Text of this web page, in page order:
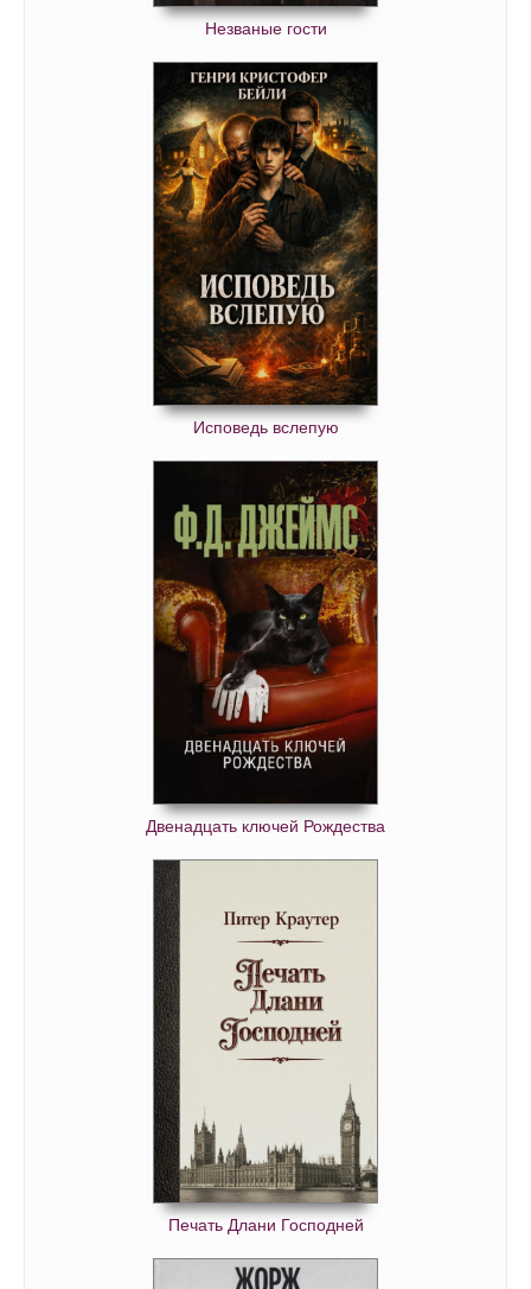
Незваные гости
Исповедь вслепую
Двенадцать ключей Рождества
Печать Длани Господней